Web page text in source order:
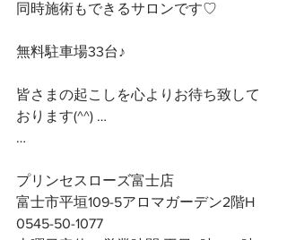
同時施術もできるサロンです♡
無料駐車場33台♪
皆さまの起こしを心よりお待ち致して
おります(^^) …
…
プリンセスローズ富士店
富士市平垣109-5アロマガーデン2階H
0545-50-1077